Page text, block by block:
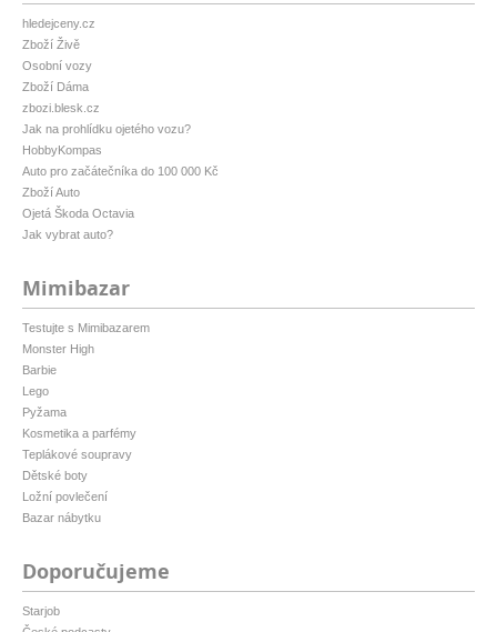
hledejceny.cz
Zboží Živě
Osobní vozy
Zboží Dáma
zbozi.blesk.cz
Jak na prohlídku ojetého vozu?
HobbyKompas
Auto pro začátečníka do 100 000 Kč
Zboží Auto
Ojetá Škoda Octavia
Jak vybrat auto?
Mimibazar
Testujte s Mimibazarem
Monster High
Barbie
Lego
Pyžama
Kosmetika a parfémy
Teplákové soupravy
Dětské boty
Ložní povlečení
Bazar nábytku
Doporučujeme
Starjob